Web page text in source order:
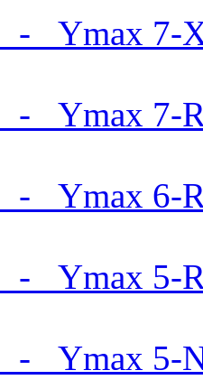
- Ymax 7-
- Ymax 7-
- Ymax 6-
- Ymax 5-
- Ymax 5-